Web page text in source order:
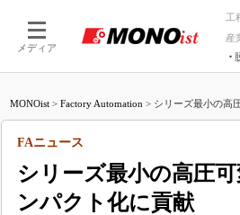
メディア
工
産
つながる工場
AI×設
MONOist > Factory Automation > シリーズ最小の高
シリーズ最小の高圧
ンパクト化に貢献
FAニュース